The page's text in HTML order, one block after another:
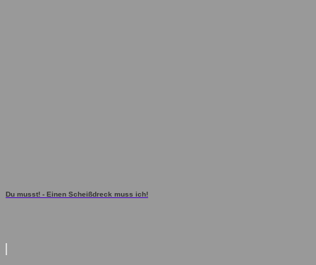
Du musst! - Einen Scheißdreck muss ich!